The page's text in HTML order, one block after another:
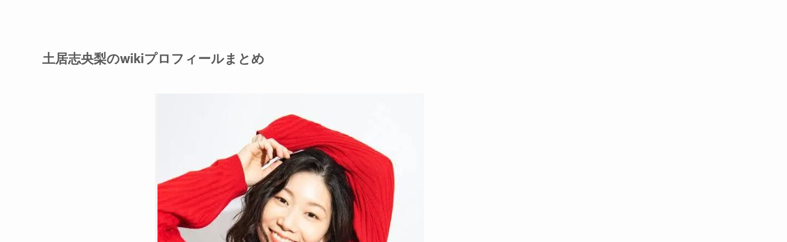
土居志央梨のwikiプロフィールまとめ